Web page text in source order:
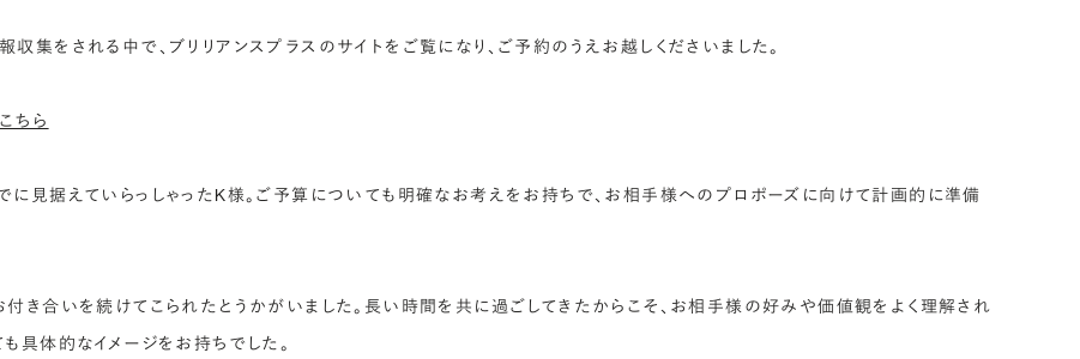
をされる中で、ブリリアンスプラスのサイトをご覧になり、ご予約のうえお越しくださいました。
ちら
見据えていらっしゃったK様。ご予算についても明確なお考えをお持ちで、お相手様へのプロポーズに向けて計画的に準備
き合いを続けてこられたとうかがいました。長い時間を共に過ごしてきたからこそ、お相手様の好みや価値観をよく理解され
具体的なイメージをお持ちでした。